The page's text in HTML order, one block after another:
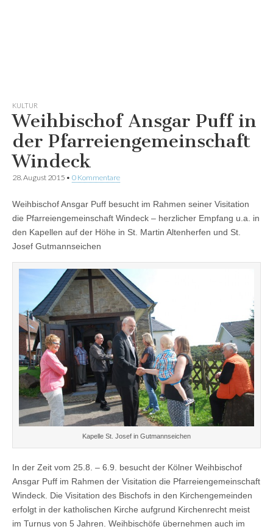
KULTUR
Weihbischof Ansgar Puff in
der Pfarreiengemeinschaft
Windeck
28. August 2015 • 0 Kommentare
Weihbischof Ansgar Puff besucht im Rahmen seiner Visitation
die Pfarreiengemeinschaft Windeck – herzlicher Empfang u.a. in
den Kapellen auf der Höhe in St. Martin Altenherfen und St.
Josef Gutmannseichen
Kapelle St. Josef in Gutmannseichen
In der Zeit vom 25.8. – 6.9. besucht der Kölner Weihbischof
Ansgar Puff im Rahmen der Visitation die Pfarreiengemeinschaft
Windeck. Die Visitation des Bischofs in den Kirchengemeinden
erfolgt in der katholischen Kirche aufgrund Kirchenrecht meist
im Turnus von 5 Jahren. Weihbischöfe übernehmen auch im